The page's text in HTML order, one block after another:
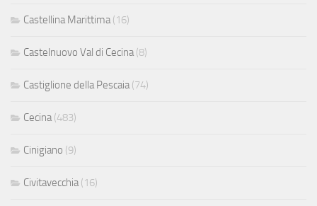
Castellina Marittima (16)
Castelnuovo Val di Cecina (8)
Castiglione della Pescaia (74)
Cecina (483)
Cinigiano (9)
Civitavecchia (16)